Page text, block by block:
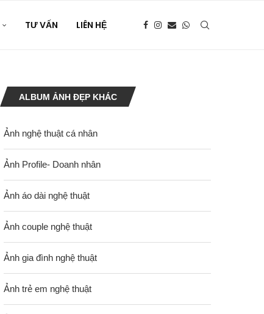
TƯ VẤN LIÊN HỆ
ALBUM ẢNH ĐẸP KHÁC
Ảnh nghệ thuật cá nhân
Ảnh Profile- Doanh nhân
Ảnh áo dài nghệ thuật
Ảnh couple nghệ thuật
Ảnh gia đình nghệ thuật
Ảnh trẻ em nghệ thuật